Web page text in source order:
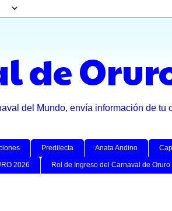
de
del Mundo, envía información de
Predilecta Anata Andino
2026 Rol de Ingreso del Carnaval de Oruro